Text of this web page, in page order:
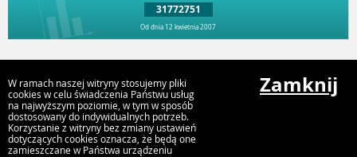
31772751
Od dnia 12 kwietnia 2007
Urząd Gminy i Miasta Rychwał
Plac Wolności 16, 62-570 Rychwał
W ramach naszej witryny stosujemy pliki
cookies w celu świadczenia Państwu usług
na najwyższym poziomie, w tym w sposób
dostosowany do indywidualnych potrzeb.
Korzystanie z witryny bez zmiany ustawień
dotyczących cookies oznacza, że będą one
zamieszczane w Państwa urządzeniu
Zamknij